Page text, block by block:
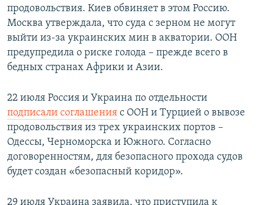
продовольствия. Киев обвиняет в этом Россию.
Москва утверждала, что суда с зерном не могут
выйти из-за украинских мин в акватории. ООН
предупредила о риске голода – прежде всего в
бедных странах Африки и Азии.
22 июля Россия и Украина по отдельности
подписали соглашения с ООН и Турцией о вывозе
продовольствия из трех украинских портов –
Одессы, Черноморска и Южного. Согласно
договоренностям, для безопасного прохода судов
будет создан «безопасный коридор».
29 июля Украина заявила, что приступила к